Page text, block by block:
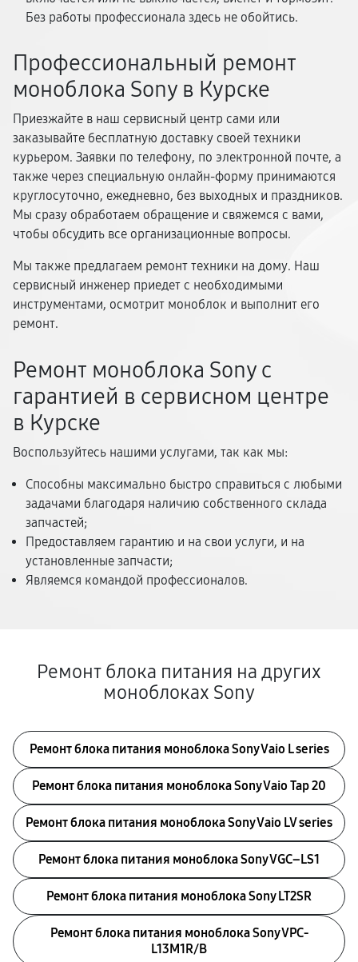
Без работы профессионала здесь не обойтись.
Профессиональный ремонт
моноблока Sony в Курске
Приезжайте в наш сервисный центр сами или
заказывайте бесплатную доставку своей техники
курьером. Заявки по телефону, по электронной почте, а
также через специальную онлайн-форму принимаются
круглосуточно, ежедневно, без выходных и праздников.
Мы сразу обработаем обращение и свяжемся с вами,
чтобы обсудить все организационные вопросы.
Мы также предлагаем ремонт техники на дому. Наш
сервисный инженер приедет с необходимыми
инструментами, осмотрит моноблок и выполнит его
ремонт.
Ремонт моноблока Sony с
гарантией в сервисном центре
в Курске
Воспользуйтесь нашими услугами, так как мы:
Способны максимально быстро справиться с любыми
задачами благодаря наличию собственного склада
запчастей;
Предоставляем гарантию и на свои услуги, и на
установленные запчасти;
Являемся командой профессионалов.
Ремонт блока питания на других
моноблоках Sony
Ремонт блока питания моноблока Sony Vaio L series
Ремонт блока питания моноблока Sony Vaio Tap 20
Ремонт блока питания моноблока Sony Vaio LV series
Ремонт блока питания моноблока Sony VGC–LS1
Ремонт блока питания моноблока Sony LT2SR
Ремонт блока питания моноблока Sony VPC-
L13M1R/B